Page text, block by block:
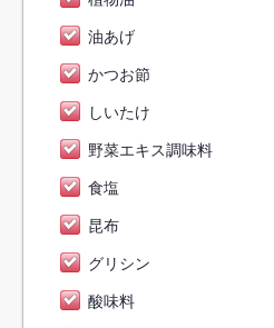
油あげ
かつお節
しいたけ
野菜エキス調味料
食塩
昆布
グリシン
酸味料